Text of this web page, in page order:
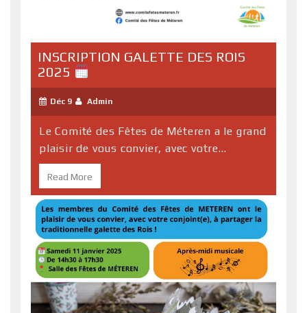
INSCRIPTION GALETTE DES ROIS
2025
Déc 9 Admin
Le Comité des Fêtes de Méteren a le grand
plaisir de vous convier, avec votre...
Read More